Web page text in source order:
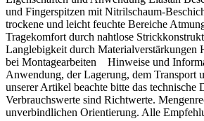
und Fingerspitzen mit Nitrilschaum-
trockene und leicht feuchte Bereiche
Tragekomfort durch nahtlose
Langlebigkeit durch Materialverstärkungen
bei Montagearbeiten Hinweise und
Anwendung, der Lagerung, dem Transport
unserer Artikel beachte bitte das technische
Verbrauchswerte sind Richtwerte.
unverbindlichen Orientierung. Alle